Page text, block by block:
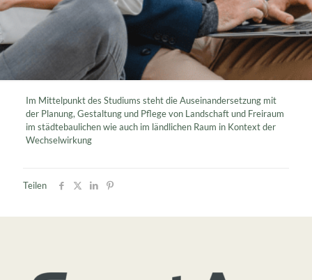
Im Mittelpunkt des Studiums steht die Auseinandersetzung mit
der Planung, Gestaltung und Pflege von Landschaft und Freiraum
im städtebaulichen wie auch im ländlichen Raum in Kontext der
Wechselwirkung
Teilen